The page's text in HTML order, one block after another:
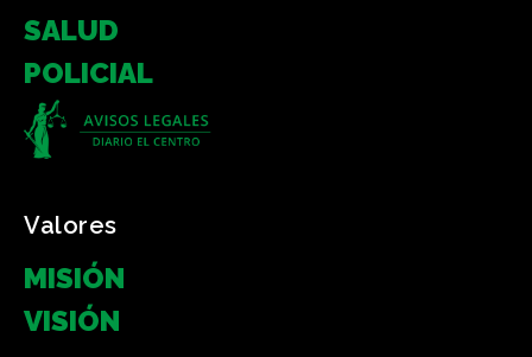
SALUD
POLICIAL
Valores
MISIÓN
VISIÓN